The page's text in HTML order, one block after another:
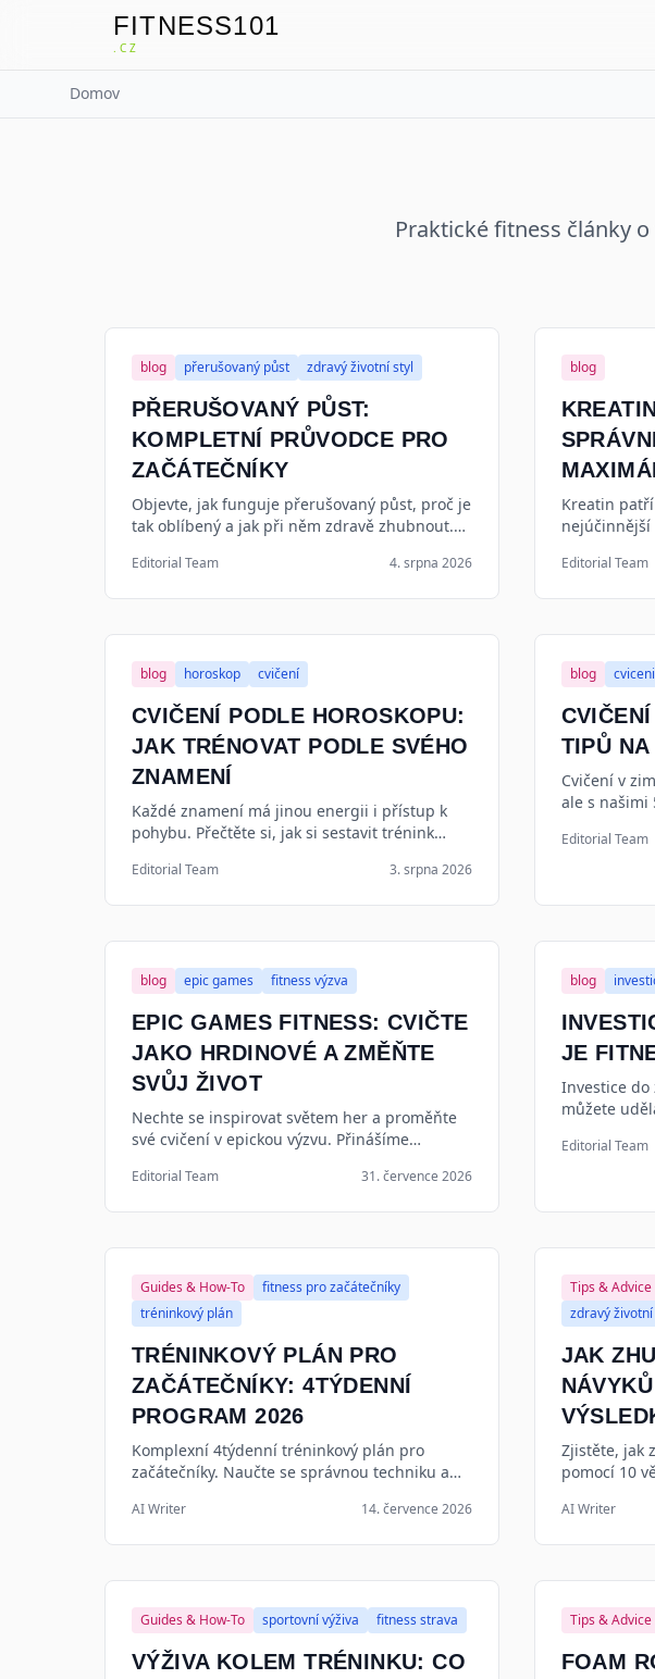
FITNESS101
.CZ
Domov
Praktické fitness články
blog přerušovaný půst zdravý životní styl
PŘERUŠOVANÝ PŮST:
KOMPLETNÍ PRŮVODCE PRO
ZAČÁTEČNÍKY
Objevte, jak funguje přerušovaný půst, proč je
tak oblíbený a jak při něm zdravě zhubnout.
Editorial Team 4. srpna 2026
blog
Kreatin
nejúčinnější
kreatin
Editorial Team
blog horoskop cvičení
CVIČENÍ PODLE HOROSKOPU:
JAK TRÉNOVAT PODLE SVÉHO
ZNAMENÍ
Každé znamení má jinou energii i přístup k
pohybu. Přečtěte si, jak si sestavit trénink
posouvat dál.
Editorial Team 3. srpna 2026
blog
TIPŮ
Cvičení v
ale s našimi
co si dát
Editorial Team
blog epic games fitness výzva
EPIC GAMES FITNESS: CVIČTE
JAKO HRDINOVÉ A ZMĚŇTE
SVŮJ ŽIVOT
Nechte se inspirovat světem her a proměňte
své cvičení v epickou výzvu. Přinášíme
hrdinové a dosáhli skvělých výsledků.
Editorial Team 31. července 2026
blog
JE
Investice do
můžete
začít.
Editorial Team
Guides & How-To
fitness pro začátečníky
tréninkový plán
TRÉNINKOVÝ PLÁN PRO
ZAČÁTEČNÍKY: 4TÝDENNÍ
PROGRAM 2026
Komplexní 4týdenní tréninkový plán pro
začátečníky. Naučte se správnou techniku a
naším expertním průvodcem.
AI Writer 14. července 2026
Tips & Advice
zdravý životní
JAK
Zjistěte, jak
pomocí 10
spánek a
AI Writer
Guides & How-To sportovní výživa fitness strava
VÝŽIVA KOLEM TRÉNINKU: CO
Tips & Advice
FOAM